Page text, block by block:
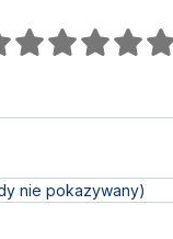
nie pokazywany)